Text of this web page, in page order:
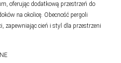
oferując dodatkową przestrzeń do
na okolicę. Obecność pergoli
zapewniając cień i styl dla przestrzeni